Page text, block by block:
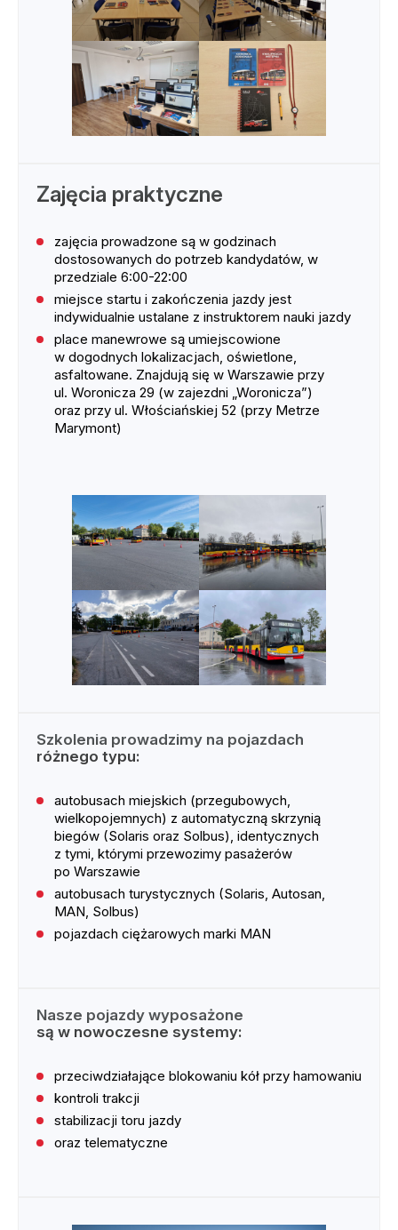
Zajęcia praktyczne
zajęcia prowadzone są w godzinach
dostosowanych do potrzeb kandydatów, w
przedziale 6:00-22:00
miejsce startu i zakończenia jazdy jest
indywidualnie ustalane z instruktorem nauki jazdy
place manewrowe są umiejscowione
w dogodnych lokalizacjach, oświetlone,
asfaltowane. Znajdują się w Warszawie przy
ul. Woronicza 29 (w zajezdni „Woronicza”)
oraz przy ul. Włościańskiej 52 (przy Metrze
Marymont)
Szkolenia prowadzimy na pojazdach
różnego typu:
autobusach miejskich (przegubowych,
wielkopojemnych) z automatyczną skrzynią
biegów (Solaris oraz Solbus), identycznych
z tymi, którymi przewozimy pasażerów
po Warszawie
autobusach turystycznych (Solaris, Autosan,
MAN, Solbus)
pojazdach ciężarowych marki MAN
Nasze pojazdy wyposażone
są w nowoczesne systemy:
przeciwdziałające blokowaniu kół przy hamowaniu
kontroli trakcji
stabilizacji toru jazdy
oraz telematyczne